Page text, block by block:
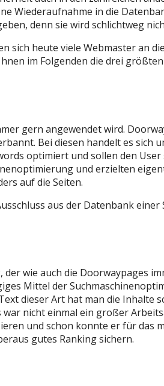
Wiederaufnahme in die
denn sie wird schlichtweg
sich heute viele Webmaster an
im Folgenden die drei
gern angewendet wird.
Bei diesen handelt es sich
optimiert und sollen den User
und erzielten
auf die Seiten.
aus der Datenbank einer
wie auch die Doorwaypages
Mittel der
dieser Art hat man die Inhalte
war nicht einmal ein großer
und schon konnte er für das
gutes Ranking sichern.